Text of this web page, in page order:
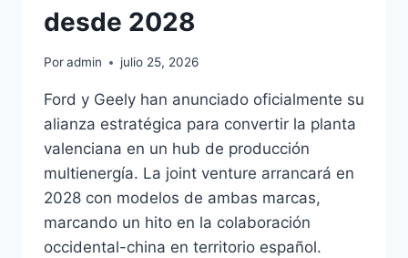
desde 2028
Poradmin julio 25, 2026
Ford y Geely han anunciado oficialmente su
alianza estratégica para convertir la planta
valenciana en un hub de producción
multienergía. La joint venture arrancará en
2028 con modelos de ambas marcas,
marcando un hito en la colaboración
occidental-china en territorio español.